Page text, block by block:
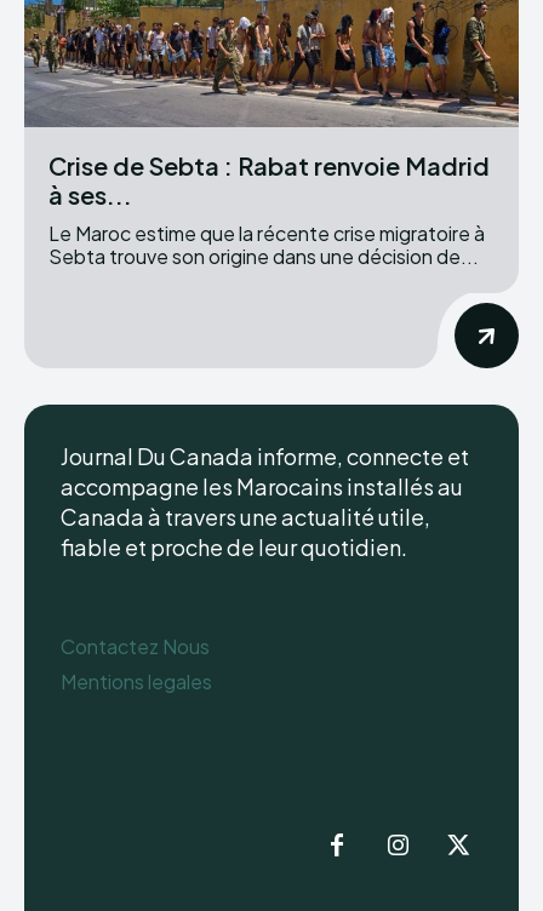
Crise de Sebta : Rabat renvoie Madrid
à ses...
Le Maroc estime que la récente crise migratoire à
Sebta trouve son origine dans une décision de...
Journal Du Canada informe, connecte et
accompagne les Marocains installés au
Canada à travers une actualité utile,
fiable et proche de leur quotidien.
Contactez Nous
Mentions legales